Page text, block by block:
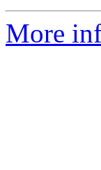
More